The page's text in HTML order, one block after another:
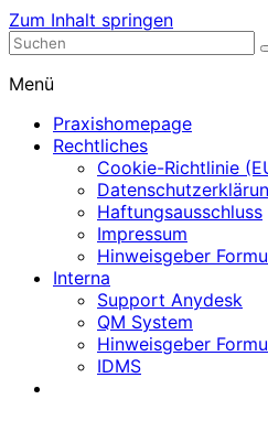
Zum Inhalt springen
Nephrologische Praxis mit
Menü
Praxishomepage
Rechtliches
Cookie-Richtlinie
Haftungsausschluss
Impressum
Hinweisgeber
Interna
Support Anydesk
QM System
Hinweisgeber
IDMS